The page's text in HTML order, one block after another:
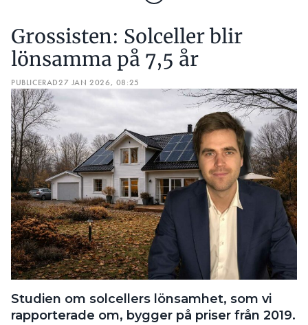
Grossisten: Solceller blir
lönsamma på 7,5 år
PUBLICERAD27 JAN 2026, 08:25
Studien om solcellers lönsamhet, som vi
rapporterade om, bygger på priser från 2019.